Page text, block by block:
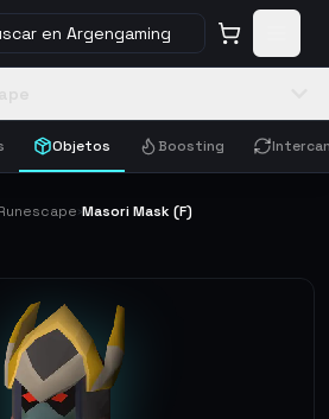
en Argengaming
Objetos Boosting
›Masori Mask (F)